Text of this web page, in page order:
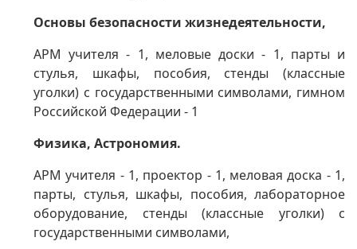
Основы безопасности жизнедеятельности,
АРМ учителя - 1, меловые доски - 1, парты и
стулья, шкафы, пособия, стенды (классные
уголки) с государственными символами, гимном
Российской Федерации - 1
Физика, Астрономия.
АРМ учителя - 1, проектор - 1, меловая доска - 1,
парты, стулья, шкафы, пособия, лабораторное
оборудование, стенды (классные уголки) с
государственными символами,